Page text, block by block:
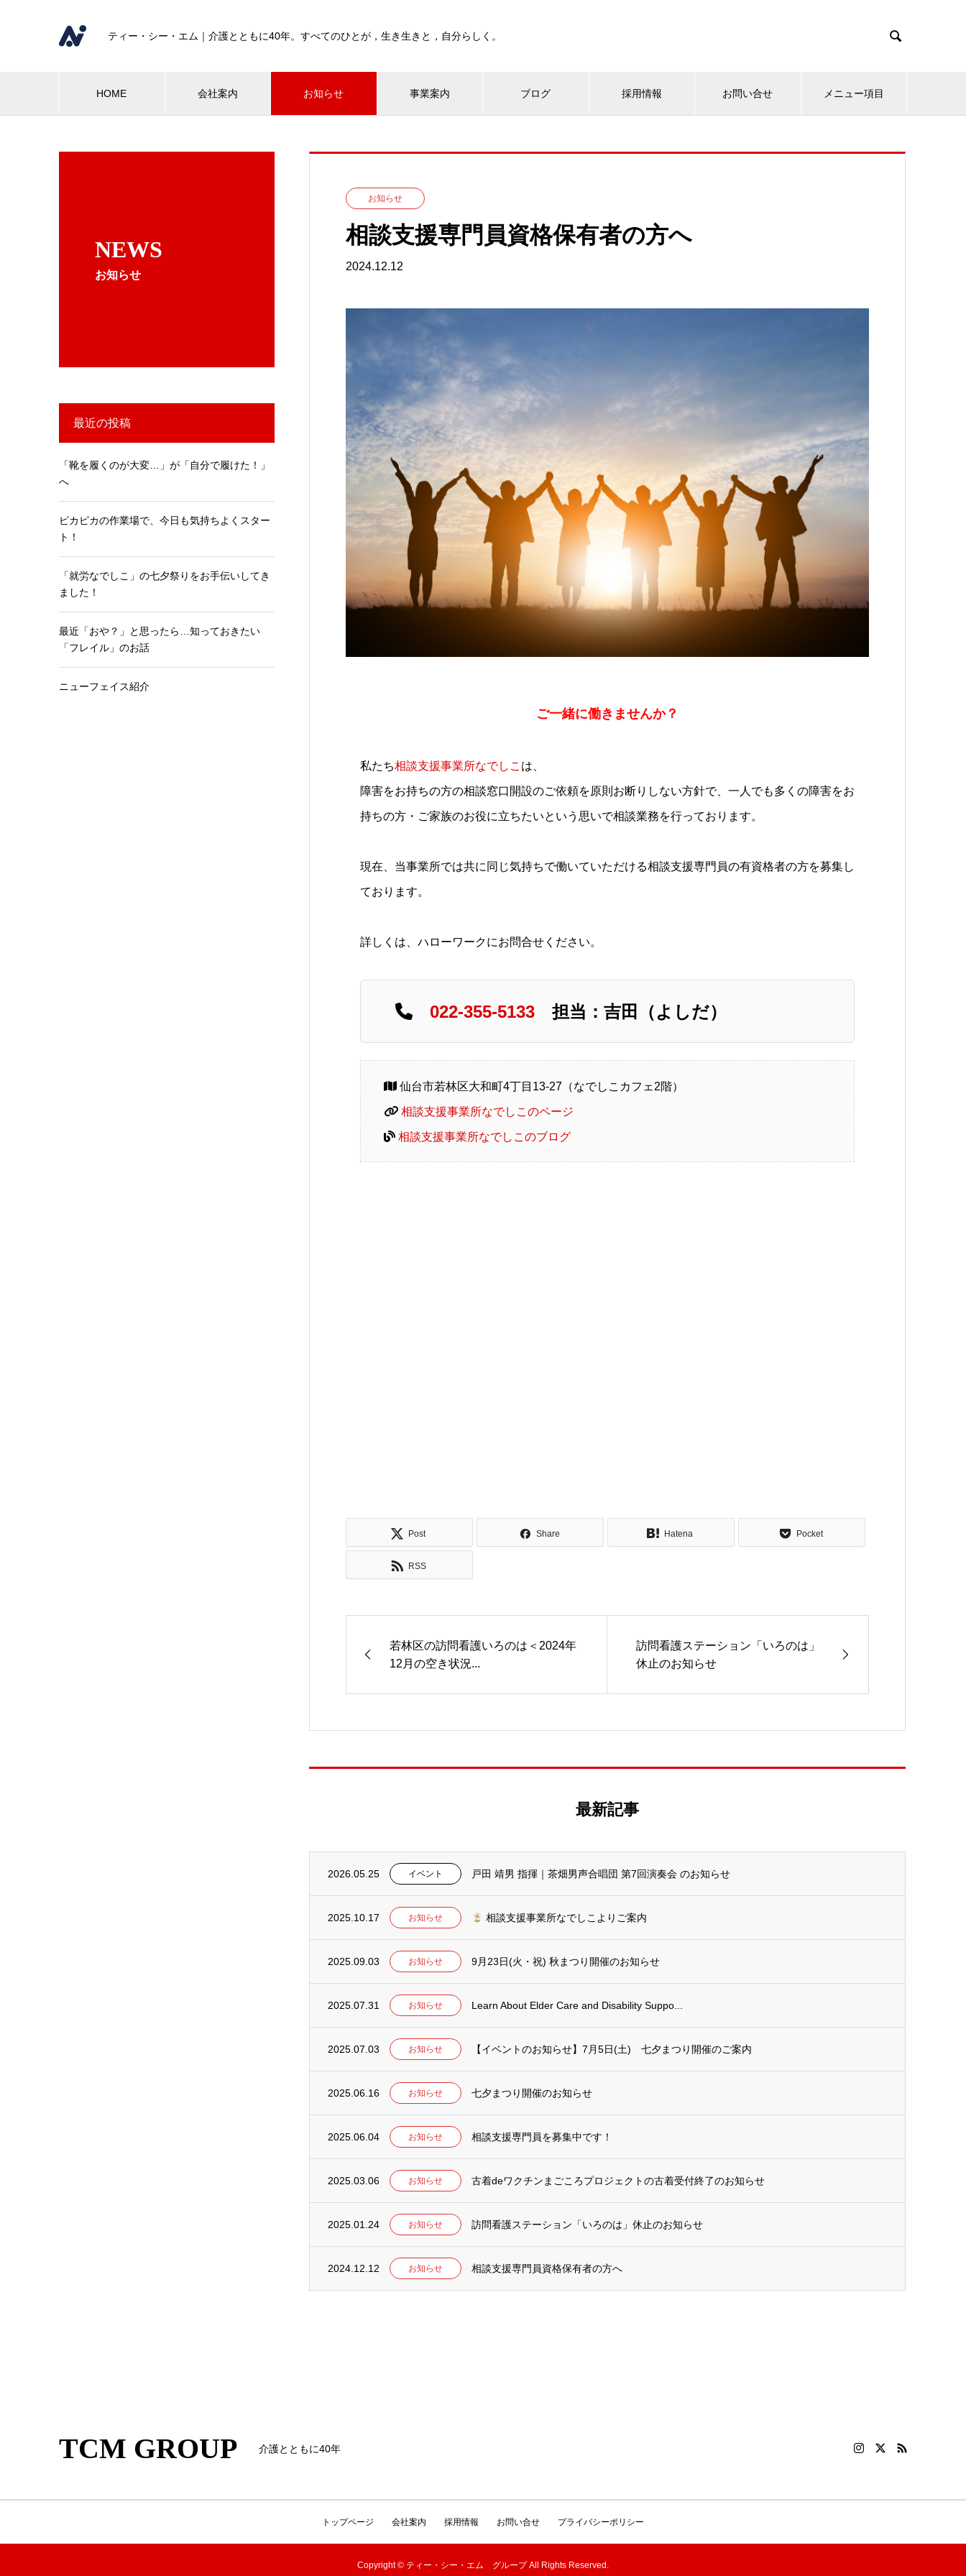
ティー・シー・エム｜介護とともに40年。すべてのひとが，生き生きと，自分らしく。 
HOME 会社案内 お知らせ 事業案内 ブログ 採用情報 お問い合せ メニュー項目
NEWS
お知らせ
お知らせ
相談支援専門員資格保有者の方へ
2024.12.12
ご一緒に働きませんか？
私たち相談支援事業所なでしこ は、
障害をお持ちの方の相談窓口開設のご依頼を原則お断りしない方針で、一人でも多くの障害をお
持ちの方・ご家族のお役に立ちたいという思いで相談業務を行っております。
現在、当事業所では共に同じ気持ちで働いていただける相談支援専門員の有資格者の方を募集し
ております。
詳しくは、ハローワークにお問合せください。
022-355-5133 担当：吉田（よしだ）
仙台市若林区大和町4丁目13-27（なでしこカフェ2階）
相談支援事業所なでしこのページ
相談支援事業所なでしこのブログ
Post Share Hatena Pocket
RSS
若林区の訪問看護いろのは＜2024年
12月の空き状況...
訪問看護ステーション「いろのは」
休止のお知らせ
最新記事
2026.05.25 イベント 戸田 靖男 指揮｜茶畑男声合唱団 第7回演奏会 のお知らせ
2025.10.17 お知らせ 相談支援事業所なでしこよりご案内
2025.09.03 お知らせ 9月23日(火・祝) 秋まつり開催のお知らせ
2025.07.31 お知らせ Learn About Elder Care and Disability Suppo...
2025.07.03 お知らせ 【イベントのお知らせ】7月5日(土) 七夕まつり開催のご案内
2025.06.16 お知らせ 七夕まつり開催のお知らせ
2025.06.04 お知らせ 相談支援専門員を募集中です！
2025.03.06 お知らせ 古着deワクチンまごころプロジェクトの古着受付終了のお知らせ
2025.01.24 お知らせ 訪問看護ステーション「いろのは」休止のお知らせ
2024.12.12 お知らせ 相談支援専門員資格保有者の方へ
最近の投稿
「靴を履くのが大変…」が「自分で履けた！」
へ
ピカピカの作業場で、今日も気持ちよくスター
ト！
「就労なでしこ」の七夕祭りをお手伝いしてき
ました！
最近「おや？」と思ったら…知っておきたい
「フレイル」のお話
ニューフェイス紹介
TCM GROUP 介護とともに40年
トップページ 会社案内 採用情報 お問い合せ プライバシーポリシー
Copyright © ティー・シー・エム グループ All Rights Reserved.